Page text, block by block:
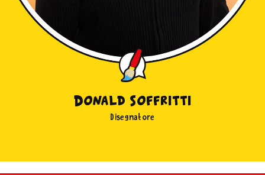
Donald Soffritti
Disegnatore